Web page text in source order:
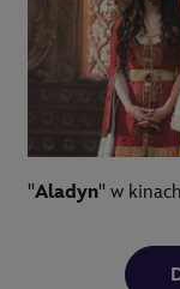
"Aladyn" w